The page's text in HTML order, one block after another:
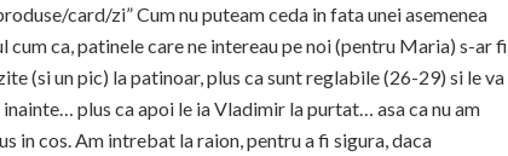
card/zi” Cum nu puteam ceda in fata unei asemenea
ca, patinele care ne intereau pe noi (pentru Maria) s-ar fi
(si un pic) la patinoar, plus ca sunt reglabile (26-29) si le va
plus ca apoi le ia Vladimir la purtat… asa ca nu am
in cos. Am intrebat la raion, pentru a fi sigura, daca